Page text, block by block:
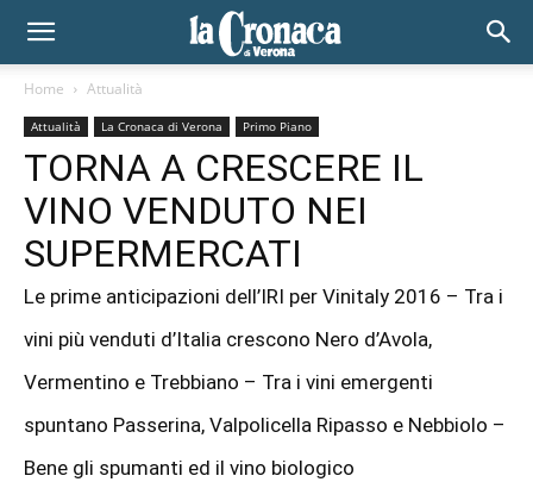
Home Attualità
Attualità La Cronaca di Verona Primo Piano
TORNA A CRESCERE IL
VINO VENDUTO NEI
SUPERMERCATI
Le prime anticipazioni dell’IRI per Vinitaly 2016 – Tra i
vini più venduti d’Italia crescono Nero d’Avola,
Vermentino e Trebbiano – Tra i vini emergenti
spuntano Passerina, Valpolicella Ripasso e Nebbiolo –
Bene gli spumanti ed il vino biologico